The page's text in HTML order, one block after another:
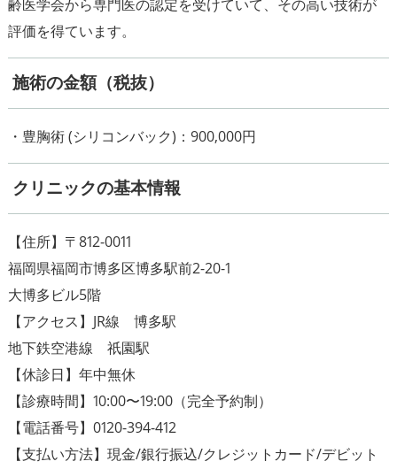
齢医学会から専門医の認定を受けていて、その高い技術が
評価を得ています。
施術の金額（税抜）
・豊胸術 (シリコンバック)：900,000円
クリニックの基本情報
【住所】〒812-0011
福岡県福岡市博多区博多駅前2-20-1
大博多ビル5階
【アクセス】JR線 博多駅
地下鉄空港線 祇園駅
【休診日】年中無休
【診療時間】10:00〜19:00（完全予約制）
【電話番号】0120-394-412
【支払い方法】現金/銀行振込/クレジットカード/デビット